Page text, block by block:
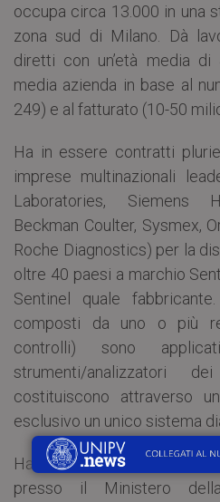
occupa circa 13.000 in una
zona sud di Milano. Dà
diretti con un’età media
media azienda in base al
249) e al fatturato (10-50
Ha in essere contratti
imprese multinazionali
Laboratories, Siemens
Beckman Coulter, Sysmex,
Roche Diagnostics) per la
oltre 40 paesi a marchio
Sentinel quale
composti da uno o più
controlli) sono
strumenti/analizzatori
costituiscono attraverso
esclusivo un unico sistema
Ha oltre 230 prodotti
presso il Ministero